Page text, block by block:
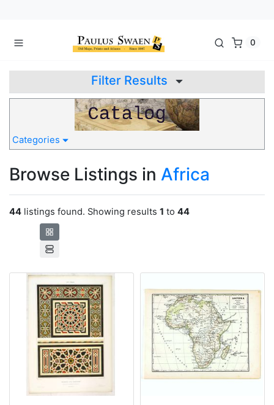
0
Filter Results
Categories
Browse Listings in Africa
44 listings found. Showing results 1 to 44